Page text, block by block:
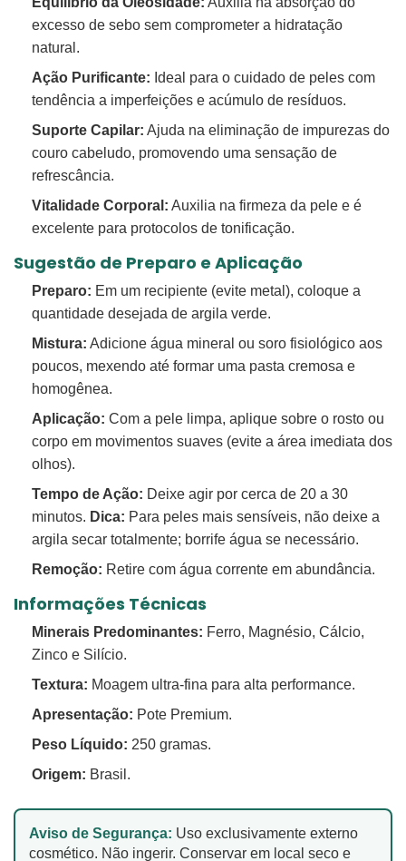
excesso de sebo sem comprometer a hidratação
natural.
Ação Purificante: Ideal para o cuidado de peles com
tendência a imperfeições e acúmulo de resíduos.
Suporte Capilar: Ajuda na eliminação de impurezas do
couro cabeludo, promovendo uma sensação de
refrescância.
Vitalidade Corporal: Auxilia na firmeza da pele e é
excelente para protocolos de tonificação.
Sugestão de Preparo e Aplicação
Preparo: Em um recipiente (evite metal), coloque a
quantidade desejada de argila verde.
Mistura: Adicione água mineral ou soro fisiológico aos
poucos, mexendo até formar uma pasta cremosa e
homogênea.
Aplicação: Com a pele limpa, aplique sobre o rosto ou
corpo em movimentos suaves (evite a área imediata dos
olhos).
Tempo de Ação: Deixe agir por cerca de 20 a 30
minutos. Dica: Para peles mais sensíveis, não deixe a
argila secar totalmente; borrife água se necessário.
Remoção: Retire com água corrente em abundância.
Informações Técnicas
Minerais Predominantes: Ferro, Magnésio, Cálcio,
Zinco e Silício.
Textura: Moagem ultra-fina para alta performance.
Apresentação: Pote Premium.
Peso Líquido: 250 gramas.
Origem: Brasil.
Aviso de Segurança: Uso exclusivamente externo
cosmético. Não ingerir. Conservar em local seco e